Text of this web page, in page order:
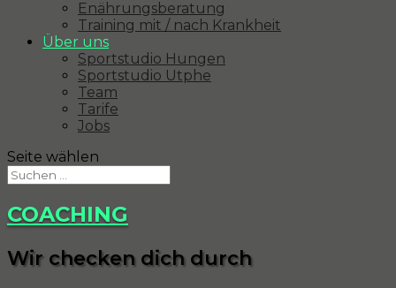
Enährungsberatung
Training mit / nach Krankheit
Über uns
Sportstudio Hungen
Sportstudio Utphe
Team
Tarife
Jobs
Seite wählen
COACHING
Wir checken dich durch